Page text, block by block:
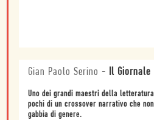
Gian Paolo Serino - Il Giornale
Uno dei grandi maestri della
pochi di un crossover narrativo che
gabbia di genere.